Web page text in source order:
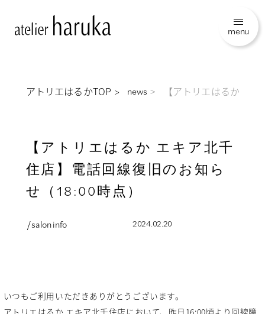
menu
アトリエはるかTOP news 【アトリエはるか エ
【アトリエはるか エキア北千
住店】電話回線復旧のお知ら
せ（18:00時点）
/ salon info 2024.02.20
いつもご利用いただきありがとうございます。